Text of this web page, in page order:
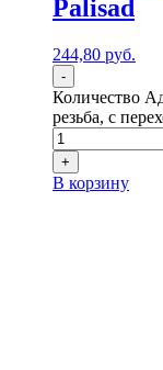
Palisad
244,80 руб.
-
Количество
резьба, с
+
В корзину